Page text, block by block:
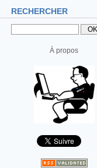
RECHERCHER
À propos